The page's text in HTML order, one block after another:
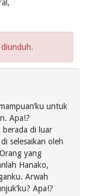
untuk
Apa!?
berada di luar
selesaikan oleh
yang
Hanako,
Arwah
Apa!?